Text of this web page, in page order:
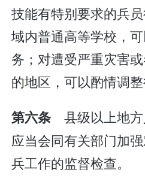
技能有特别要求的兵
域内普通高等学校，
务；对遭受严重灾害
的地区，可以酌情调整
第六条 县级以上地
应当会同有关部门加
兵工作的监督检查。